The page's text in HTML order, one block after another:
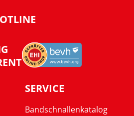
SERVICE
Bandschnallenkatalog